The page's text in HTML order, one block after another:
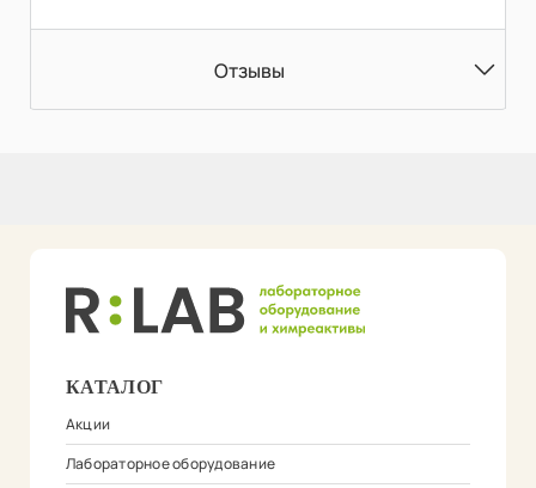
Отзывы
КАТАЛОГ
Акции
Лабораторное оборудование